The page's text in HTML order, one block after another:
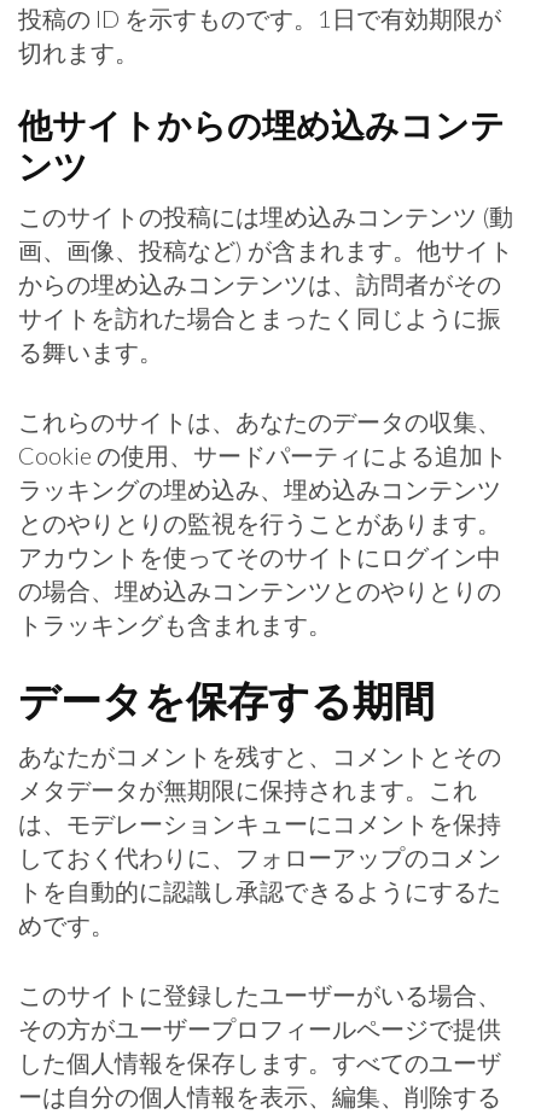
投稿の ID を示すものです。1日で有効期限が
切れます。
他サイトからの埋め込みコンテ
ンツ
このサイトの投稿には埋め込みコンテンツ (動
画、画像、投稿など) が含まれます。他サイト
からの埋め込みコンテンツは、訪問者がその
サイトを訪れた場合とまったく同じように振
る舞います。
これらのサイトは、あなたのデータの収集、
Cookie の使用、サードパーティによる追加ト
ラッキングの埋め込み、埋め込みコンテンツ
とのやりとりの監視を行うことがあります。
アカウントを使ってそのサイトにログイン中
の場合、埋め込みコンテンツとのやりとりの
トラッキングも含まれます。
データを保存する期間
あなたがコメントを残すと、コメントとその
メタデータが無期限に保持されます。これ
は、モデレーションキューにコメントを保持
しておく代わりに、フォローアップのコメン
トを自動的に認識し承認できるようにするた
めです。
このサイトに登録したユーザーがいる場合、
その方がユーザープロフィールページで提供
した個人情報を保存します。すべてのユーザ
ーは自分の個人情報を表示、編集、削除する